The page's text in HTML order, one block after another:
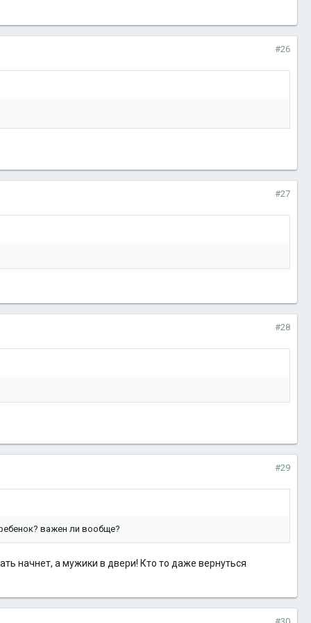
#26
#27
#28
#29
важен ли вообще?
начнет, а мужики в двери! Кто то даже вернуться